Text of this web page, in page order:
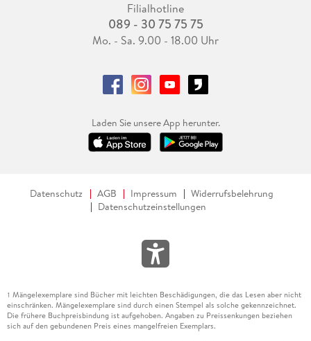
Filialhotline
089 - 30 75 75 75
Mo. - Sa. 9.00 - 18.00 Uhr
Laden Sie unsere App herunter.
Datenschutz AGB Impressum
Widerrufsbelehrung
Datenschutzeinstellungen
1 Mängelexemplare sind Bücher mit leichten Beschädigungen, die das Lesen aber nicht
einschränken. Mängelexemplare sind durch einen Stempel als solche gekennzeichnet.
Die frühere Buchpreisbindung ist aufgehoben. Angaben zu Preissenkungen beziehen
sich auf den gebundenen Preis eines mangelfreien Exemplars.